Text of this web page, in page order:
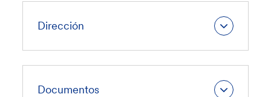
Dirección
Documentos